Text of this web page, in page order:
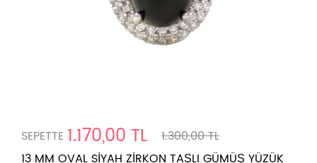
SEPETTE 1.170,00 TL
1.300,00 TL
13 MM OVAL SİYAH ZİRKON TAŞLI GÜMÜŞ YÜZÜK